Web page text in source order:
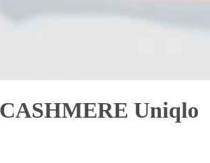
Uniqlo